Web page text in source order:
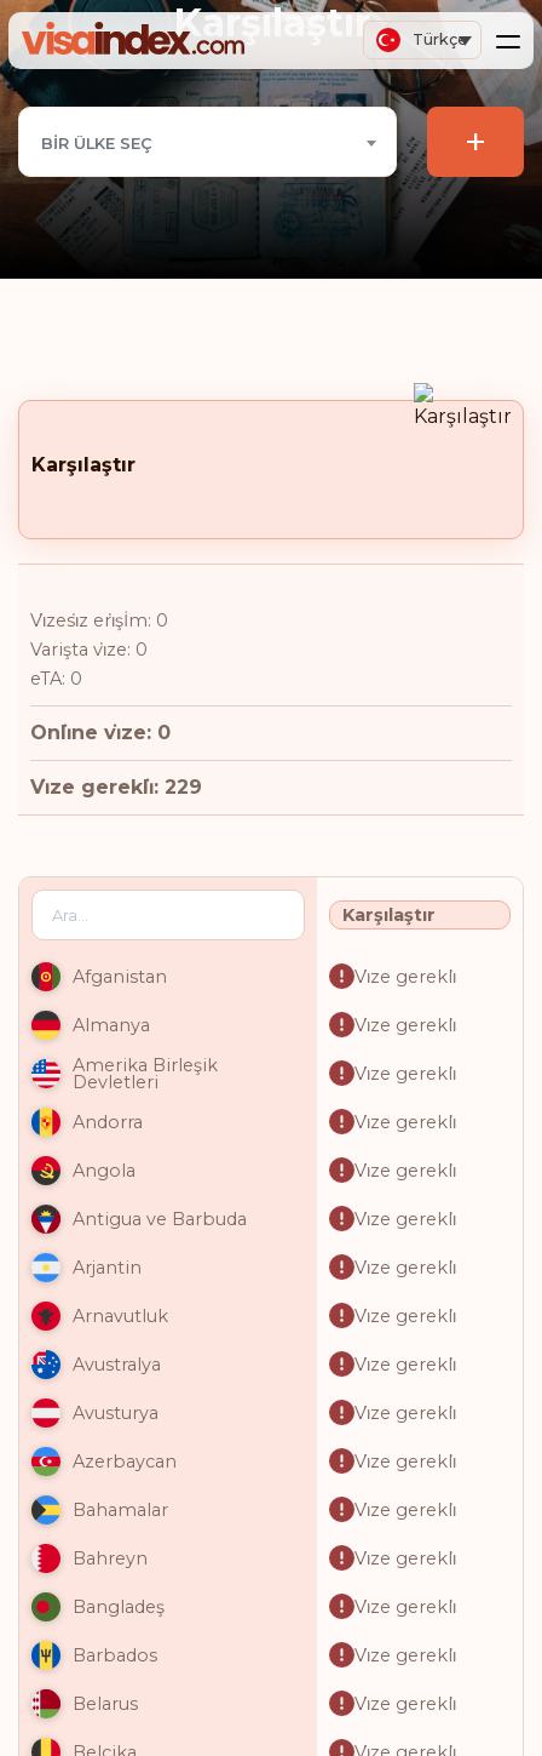
Türkçe
Karşılaştır
BIR ÜLKE SEÇ +
Karşılaştır
Vi̇zesi̇z eri̇şİm: 0
Varişta vi̇ze: 0
eTA: 0
Onli̇ne vi̇ze: 0
Vi̇ze gerekli̇: 229
Karşılaştır
Afganistan Vi̇ze gerekli̇
Almanya
Vi̇ze gerekli̇
Amerika Birleşik
Devletleri Vi̇ze gerekli̇
Andorra Vi̇ze gerekli̇
Angola Vi̇ze gerekli̇
Antigua ve Barbuda Vi̇ze gerekli̇
Arjantin Vi̇ze gerekli̇
Arnavutluk Vi̇ze gerekli̇
Avustralya Vi̇ze gerekli̇
Avusturya Vi̇ze gerekli̇
Azerbaycan Vi̇ze gerekli̇
Bahamalar Vi̇ze gerekli̇
Bahreyn Vi̇ze gerekli̇
Bangladeş Vi̇ze gerekli̇
Barbados Vi̇ze gerekli̇
Belarus Vi̇ze gerekli̇